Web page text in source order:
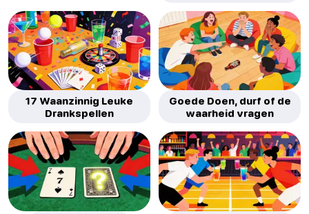
17 Waanzinnig Leuke
Drankspellen
Goede Doen, durf of de
waarheid vragen